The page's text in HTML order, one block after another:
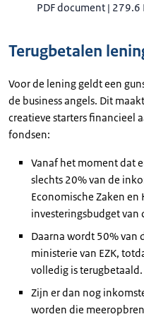
PDF document | 279.6
Terugbetalen
Voor de lening geldt een
de business angels. Dit
creatieve starters financieel
fondsen:
Vanaf het moment dat
slechts 20% van de
Economische Zaken
investeringsbudget van
Daarna wordt 50% van
ministerie van EZK,
volledig is terugbetaald.
Zijn er dan nog
worden die